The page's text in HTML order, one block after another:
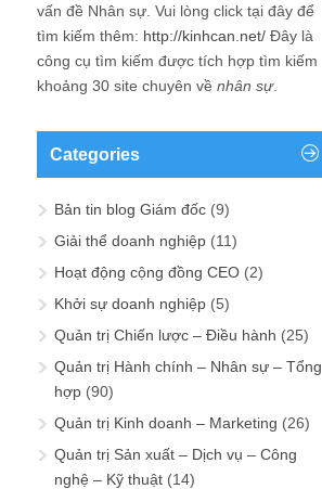
vấn đề Nhân sự . Vui lòng click tại đây để
tìm kiếm thêm: http://kinhcan.net/ Đây là
công cụ tìm kiếm được tích hợp tìm kiếm
khoảng 30 site chuyên về nhân sự.
Categories
Bản tin blog Giám đốc (9)
Giải thể doanh nghiệp (11)
Hoạt động cộng đồng CEO (2)
Khởi sự doanh nghiệp (5)
Quản trị Chiến lược – Điều hành (25)
Quản trị Hành chính – Nhân sự – Tổng
hợp (90)
Quản trị Kinh doanh – Marketing (26)
Quản trị Sản xuất – Dịch vụ – Công
nghệ – Kỹ thuật (14)